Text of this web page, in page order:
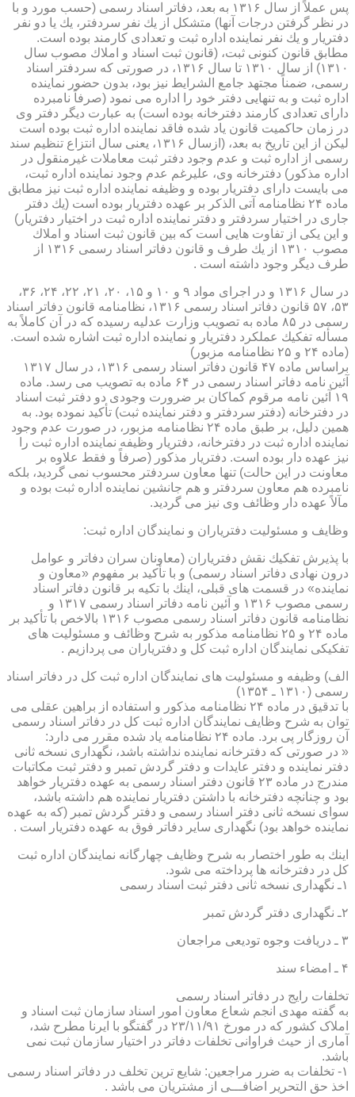
پس عملاً از سال ۱۳۱۶ به بعد، دفاتر اسناد رسمی (حسب مورد و با
در نظر گرفتن درجات آنها) متشكل از یك نفر سردفتر، یك یا دو نفر
دفتریار و یك نفر نماینده اداره ثبت و تعدادی كارمند بوده است.
مطابق قانون كنونی ثبت، (قانون ثبت اسناد و املاك مصوب سال
۱۳۱۰) از سال ۱۳۱۰ تا سال ۱۳۱۶، در صورتی كه سردفتر اسناد
رسمی، ضمناً مجتهد جامع الشرایط نیز بود، بدون حضور نماینده
اداره ثبت و به تنهایی دفتر خود را اداره می نمود (صرفاً نامبرده
دارای تعدادی كارمند دفترخانه بوده است) به عبارت دیگر دفتر وی
در زمان حاكمیت قانون یاد شده فاقد نماینده اداره ثبت بوده است
لیكن از این تاریخ به بعد، (ازسال ۱۳۱۶، یعنی سال انتزاع تنظیم سند
رسمی از اداره ثبت و عدم وجود دفتر ثبت معاملات غیرمنقول در
اداره مذكور) دفترخانه وی، علیرغم عدم وجود نماینده اداره ثبت،
می بایست دارای دفتریار بوده و وظیفه نماینده اداره ثبت نیز مطابق
ماده ۲۴ نظامنامه آتی الذكر بر عهده دفتریار بوده است (یك دفتر
جاری در اختیار سردفتر و دفتر نماینده اداره ثبت در اختیار دفتریار)
و این یكی از تفاوت هایی است كه بین قانون ثبت اسناد و املاك
مصوب ۱۳۱۰ از یك طرف و قانون دفاتر اسناد رسمی ۱۳۱۶ از
طرف دیگر وجود داشته است .
در سال ۱۳۱۶ و در اجرای مواد ۹ و ۱۰ و ۱۵، ۲۰، ۲۱، ۲۲، ۲۴، ۳۶،
۵۳، ۵۷ قانون دفاتر اسناد رسمی ۱۳۱۶، نظامنامه قانون دفاتر اسناد
رسمی در ۸۵ ماده به تصویب وزارت عدلیه رسیده كه در آن كاملاً به
مسأله تفكیك عملكرد دفتریار و نماینده اداره ثبت اشاره شده است.
(ماده ۲۴ و ۲۵ نظامنامه مزبور)
براساس ماده ۴۷ قانون دفاتر اسناد رسمی ۱۳۱۶، در سال ۱۳۱۷
آئین نامه دفاتر اسناد رسمی در ۶۴ ماده به تصویب می رسد. ماده
۱۹ آئین نامه مرقوم كماكان بر ضرورت وجودی دو دفتر ثبت اسناد
در دفترخانه (دفتر سردفتر و دفتر نماینده ثبت) تأكید نموده بود. به
همین دلیل، بر طبق ماده ۲۴ نظامنامه مزبور، در صورت عدم وجود
نماینده اداره ثبت در دفترخانه، دفتریار وظیفه نماینده اداره ثبت را
نیز عهده دار بوده است. دفتریار مذكور (صرفاً و فقط علاوه بر
معاونت در این حالت) تنها معاون سردفتر محسوب نمی گردید، بلكه
نامبرده هم معاون سردفتر و هم جانشین نماینده اداره ثبت بوده و
مآلاً عهده دار وظائف وی نیز می گردید.
وظایف و مسئولیت دفتریاران و نمایندگان اداره ثبت:
با پذیرش تفكیك نقش دفتریاران (معاونان سران دفاتر و عوامل
درون نهادی دفاتر اسناد رسمی) و با تأكید بر مفهوم «معاون و
نماینده» در قسمت های قبلی، اینك با تكیه بر قانون دفاتر اسناد
رسمی مصوب ۱۳۱۶ و آئین نامه دفاتر اسناد رسمی ۱۳۱۷ و
نظامنامه قانون دفاتر اسناد رسمی مصوب ۱۳۱۶ بالاخص با تأكید بر
ماده ۲۴ و ۲۵ نظامنامه مذكور به شرح وظائف و مسئولیت های
تفكیكی نمایندگان اداره ثبت كل و دفتریاران می پردازیم .
الف) وظیفه و مسئولیت های نمایندگان اداره ثبت كل در دفاتر اسناد
رسمی (۱۳۱۰ ـ ۱۳۵۴)
با تدقیق در ماده ۲۴ نظامنامه مذكور و استفاده از براهین عقلی می
توان به شرح وظایف نمایندگان اداره ثبت كل در دفاتر اسناد رسمی
آن روزگار پی برد. ماده ۲۴ نظامنامه یاد شده مقرر می دارد:
« در صورتی كه دفترخانه نماینده نداشته باشد، نگهداری نسخه ثانی
دفتر نماینده و دفتر عایدات و دفتر گردش تمبر و دفتر ثبت مكاتبات
مندرج در ماده ۲۳ قانون دفتر اسناد رسمی به عهده دفتریار خواهد
بود و چنانچه دفترخانه با داشتن دفتریار نماینده هم داشته باشد،
سوای نسخه ثانی دفتر اسناد رسمی و دفتر گردش تمبر (كه به عهده
نماینده خواهد بود) نگهداری سایر دفاتر فوق به عهده دفتریار است .
اینك به طور اختصار به شرح وظایف چهارگانه نمایندگان اداره ثبت
كل در دفترخانه ها پرداخته می شود.
۱ـ نگهداری نسخه ثانی دفتر ثبت اسناد رسمی
۲ـ نگهداری دفتر گردش تمبر
۳ ـ دریافت وجوه تودیعی مراجعان
۴ ـ امضاء سند
تخلفات رایج در دفاتر اسناد رسمی
به گفته مهدی انجم شعاع معاون امور اسناد سازمان ثبت اسناد و
املاک کشور که در مورخ ۲۳/۱۱/۹۱ در گفتگو با ایرنا مطرح شد،
آماری از حیث فراوانی تخلفات دفاتر در اختیار سازمان ثبت نمی
باشد.
۱- تخلفات به ضرر مراجعین: شایع ترین تخلف در دفاتر اسناد رسمی
اخذ حق التحریر اضافـــی از مشتریان می باشد .